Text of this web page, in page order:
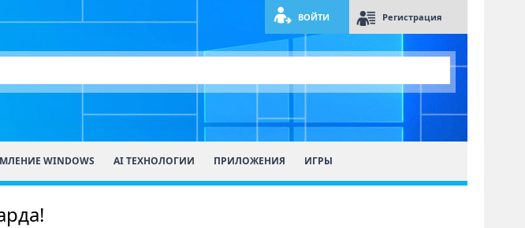
ВОЙТИ Регистрация
WINDOWS AI ТЕХНОЛОГИИ ПРИЛОЖЕНИЯ ИГРЫ